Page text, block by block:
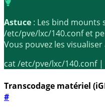
Astuce : Les bind mounts
/etc/pve/lxc/140.confet
Vous pouvez les visualiser
cat /etc/pve/lxc/140.conf |
Transcodage matériel
#